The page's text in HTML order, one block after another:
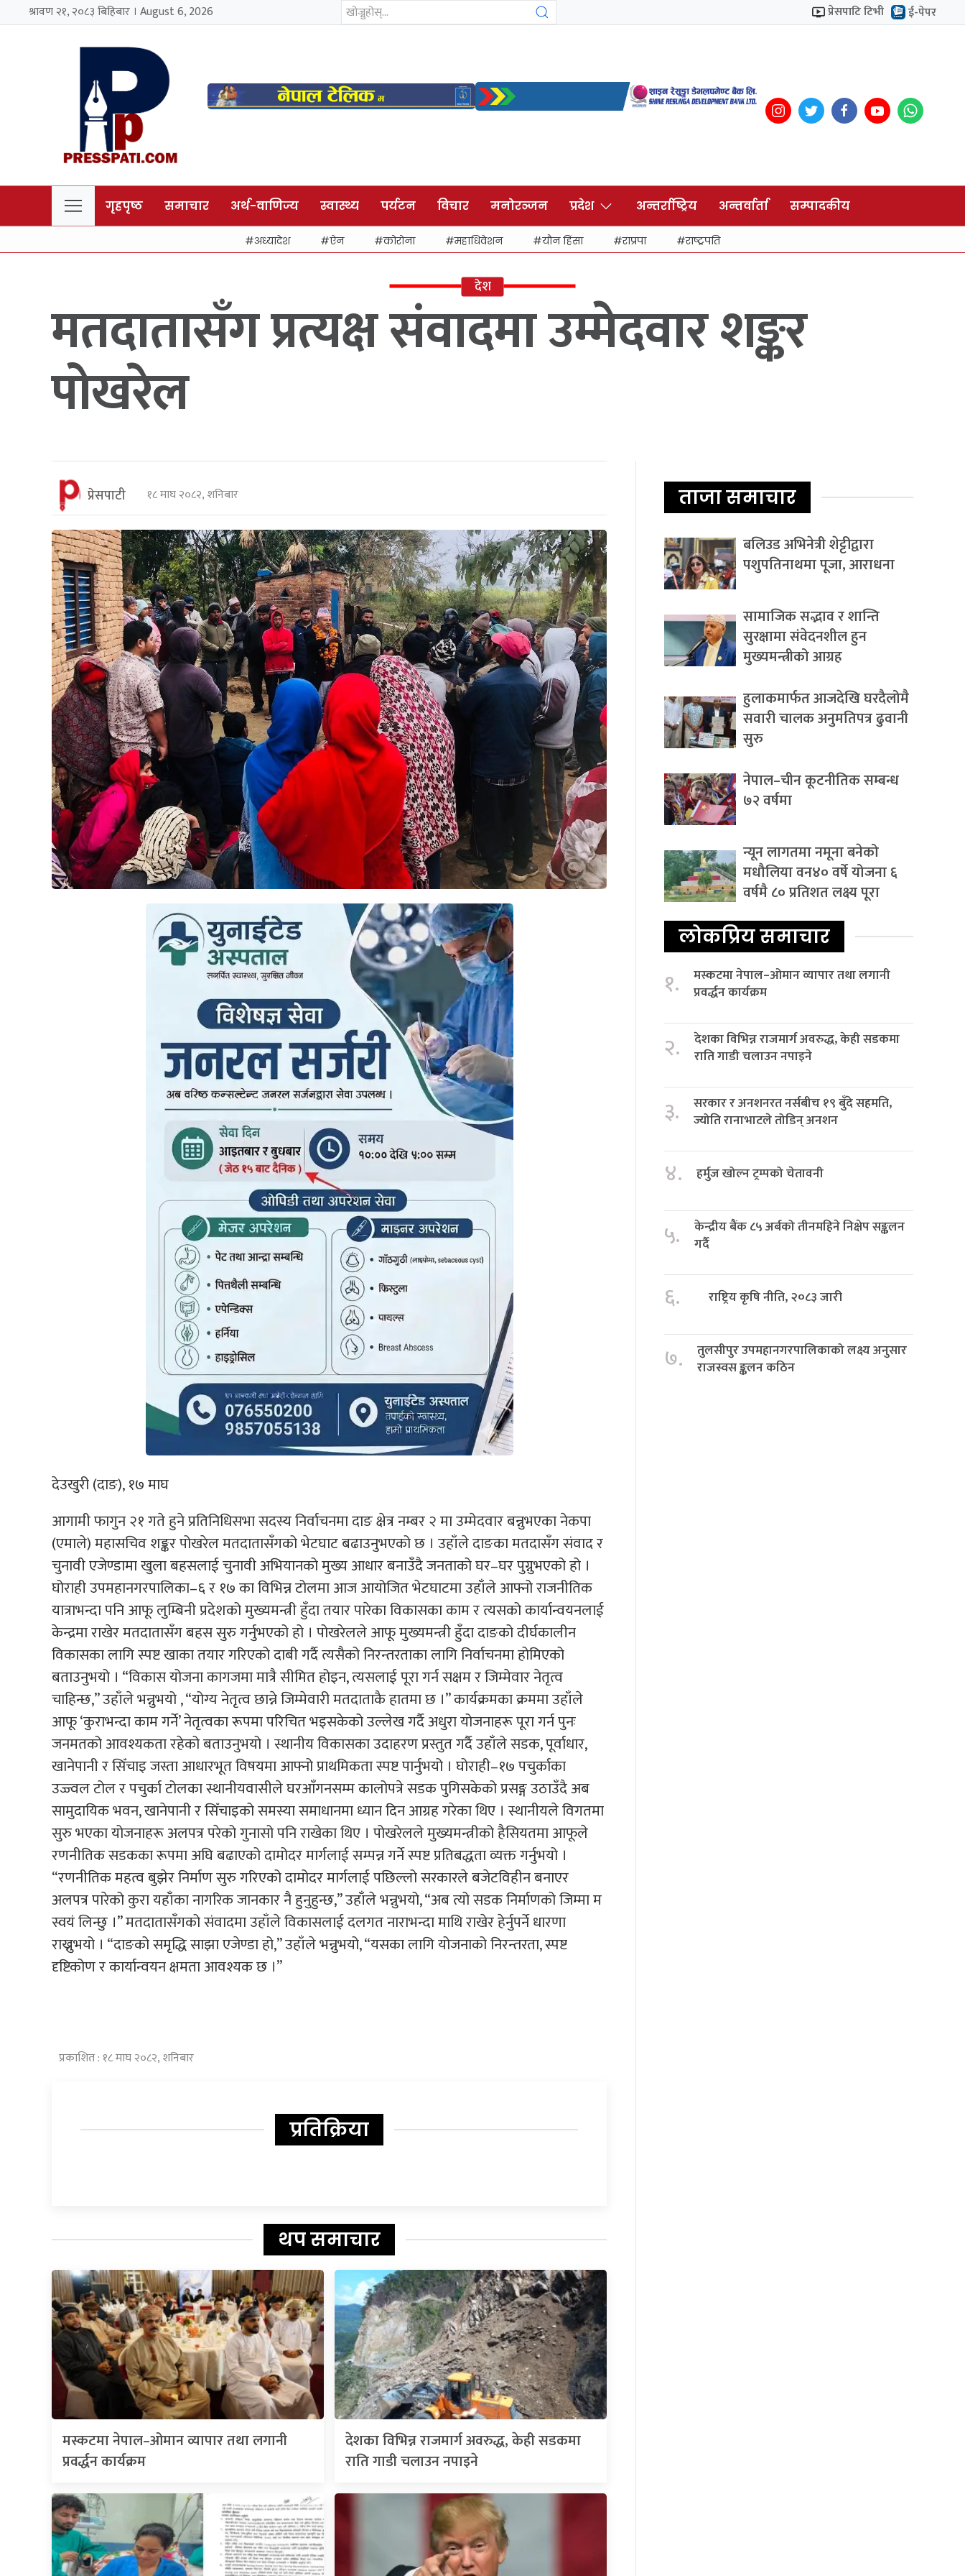
श्रावण २१, २०८३ बिहिबार । August 6, 2026 प्रेसपाटि टिभी ई-पेपर
गृहपृष्ठ समाचार अर्थ-वाणिज्य स्वास्थ्य पर्यटन विचार मनोरञ्जन प्रदेश अन्तर्राष्ट्रिय अन्तर्वार्ता सम्पादकीय
अध्यादेश ऐन कोरोना महाधिवेशन यौन हिंसा राप्रपा राष्ट्रपति
देश
मतदातासँग प्रत्यक्ष संवादमा उम्मेदवार शङ्कर
पोखरेल
प्रेसपाटी १८ माघ २०८२, शनिबार
देउखुरी (दाङ), १७ माघ
आगामी फागुन २१ गते हुने प्रतिनिधिसभा सदस्य निर्वाचनमा दाङ क्षेत्र नम्बर २ मा उम्मेदवार बन्नुभएका नेकपा
(एमाले) महासचिव शङ्कर पोखरेल मतदातासँगको भेटघाट बढाउनुभएको छ । उहाँले दाङका मतदासँग संवाद र
चुनावी एजेण्डामा खुला बहसलाई चुनावी अभियानको मुख्य आधार बनाउँदै जनताको घर–घर पुग्नुभएको हो ।
घोराही उपमहानगरपालिका–६ र १७ का विभिन्न टोलमा आज आयोजित भेटघाटमा उहाँले आफ्नो राजनीतिक
यात्राभन्दा पनि आफू लुम्बिनी प्रदेशको मुख्यमन्त्री हुँदा तयार पारेका विकासका काम र त्यसको कार्यान्वयनलाई
केन्द्रमा राखेर मतदातासँग बहस सुरु गर्नुभएको हो । पोखरेलले आफू मुख्यमन्त्री हुँदा दाङको दीर्घकालीन
विकासका लागि स्पष्ट खाका तयार गरिएको दाबी गर्दै त्यसैको निरन्तरताका लागि निर्वाचनमा होमिएको
बताउनुभयो । “विकास योजना कागजमा मात्रै सीमित होइन, त्यसलाई पूरा गर्न सक्षम र जिम्मेवार नेतृत्व
चाहिन्छ,” उहाँले भन्नुभयो , “योग्य नेतृत्व छान्ने जिम्मेवारी मतदाताकै हातमा छ ।” कार्यक्रमका क्रममा उहाँले
आफू ‘कुराभन्दा काम गर्ने’ नेतृत्वका रूपमा परिचित भइसकेको उल्लेख गर्दै अधुरा योजनाहरू पूरा गर्न पुनः
जनमतको आवश्यकता रहेको बताउनुभयो । स्थानीय विकासका उदाहरण प्रस्तुत गर्दै उहाँले सडक, पूर्वाधार,
खानेपानी र सिँचाइ जस्ता आधारभूत विषयमा आफ्नो प्राथमिकता स्पष्ट पार्नुभयो । घोराही–१७ पचुर्काका
उज्ज्वल टोल र पचुर्का टोलका स्थानीयवासीले घरआँगनसम्म कालोपत्रे सडक पुगिसकेको प्रसङ्ग उठाउँदै अब
सामुदायिक भवन, खानेपानी र सिँचाइको समस्या समाधानमा ध्यान दिन आग्रह गरेका थिए । स्थानीयले विगतमा
सुरु भएका योजनाहरू अलपत्र परेको गुनासो पनि राखेका थिए । पोखरेलले मुख्यमन्त्रीको हैसियतमा आफूले
रणनीतिक सडकका रूपमा अघि बढाएको दामोदर मार्गलाई सम्पन्न गर्ने स्पष्ट प्रतिबद्धता व्यक्त गर्नुभयो ।
“रणनीतिक महत्व बुझेर निर्माण सुरु गरिएको दामोदर मार्गलाई पछिल्लो सरकारले बजेटविहीन बनाएर
अलपत्र पारेको कुरा यहाँका नागरिक जानकार नै हुनुहुन्छ,” उहाँले भन्नुभयो, “अब त्यो सडक निर्माणको जिम्मा म
स्वयं लिन्छु ।” मतदातासँगको संवादमा उहाँले विकासलाई दलगत नाराभन्दा माथि राखेर हेर्नुपर्ने धारणा
राख्नुभयो । “दाङको समृद्धि साझा एजेण्डा हो,” उहाँले भन्नुभयो, “यसका लागि योजनाको निरन्तरता, स्पष्ट
दृष्टिकोण र कार्यान्वयन क्षमता आवश्यक छ ।”
प्रकाशित : १८ माघ २०८२, शनिबार
प्रतिक्रिया
थप समाचार
मस्कटमा नेपाल–ओमान व्यापार तथा लगानी
प्रवर्द्धन कार्यक्रम
देशका विभिन्न राजमार्ग अवरुद्ध, केही सडकमा
राति गाडी चलाउन नपाइने
ताजा समाचार
बलिउड अभिनेत्री शेट्टीद्वारा
पशुपतिनाथमा पूजा, आराधना
सामाजिक सद्भाव र शान्ति
सुरक्षामा संवेदनशील हुन
मुख्यमन्त्रीको आग्रह
हुलाकमार्फत आजदेखि घरदैलोमै
सवारी चालक अनुमतिपत्र ढुवानी
सुरु
नेपाल–चीन कूटनीतिक सम्बन्ध
७२ वर्षमा
न्यून लागतमा नमूना बनेको
मधौलिया वन४० वर्षे योजना ६
वर्षमै ८० प्रतिशत लक्ष्य पूरा
लोकप्रिय समाचार
१.
मस्कटमा नेपाल–ओमान व्यापार तथा लगानी
प्रवर्द्धन कार्यक्रम
२.
देशका विभिन्न राजमार्ग अवरुद्ध, केही सडकमा
राति गाडी चलाउन नपाइने
३.
सरकार र अनशनरत नर्सबीच १९ बुँदे सहमति,
ज्योति रानाभाटले तोडिन् अनशन
४. हर्मुज खोल्न ट्रम्पको चेतावनी
५.
केन्द्रीय बैंक ८५ अर्बको तीनमहिने निक्षेप सङ्कलन
गर्दै
६. राष्ट्रिय कृषि नीति, २०८३ जारी
७.
तुलसीपुर उपमहानगरपालिकाको लक्ष्य अनुसार
राजस्वस ङ्कलन कठिन